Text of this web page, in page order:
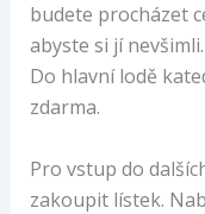
budete procházet
abyste si jí
Do hlavní lodě
zdarma.
Pro vstup do
zakoupit lístek.